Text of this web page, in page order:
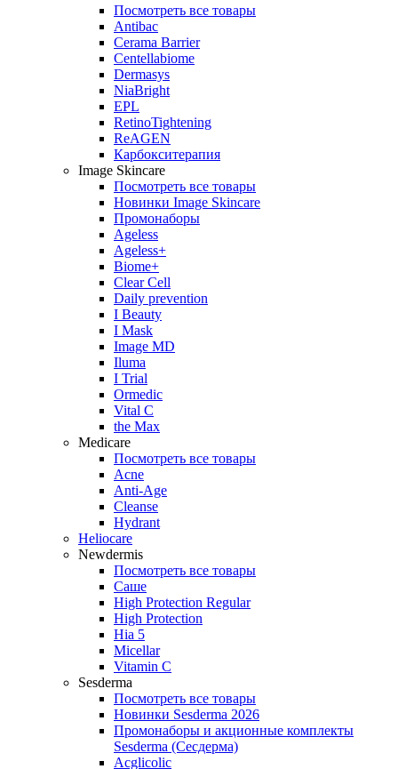
Посмотреть все товары
Antibac
Cerama Barrier
Centellabiome
Dermasys
NiaBright
EPL
RetinoTightening
ReAGEN
Карбокситерапия
Image Skincare
Посмотреть все товары
Новинки Image Skincare
Промонаборы
Ageless
Ageless+
Biome+
Clear Cell
Daily prevention
I Beauty
I Mask
Image MD
Iluma
I Trial
Ormedic
Vital C
the Max
Medicare
Посмотреть все товары
Acne
Anti‑Age
Cleanse
Hydrant
Heliocare
Newdermis
Посмотреть все товары
Саше
High Protection Regular
High Protection
Hia 5
Micellar
Vitamin C
Sesderma
Посмотреть все товары
Новинки Sesderma 2026
Промонаборы и акционные комплекты
Sesderma (Сесдерма)
Acglicolic